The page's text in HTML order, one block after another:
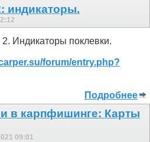
индикаторы.
Индикаторы поклевки.
forum/entry.php?
Подробнее
в карпфишинге: Карты
09:01